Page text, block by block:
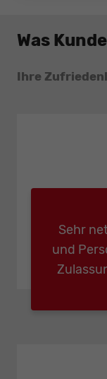
Was
Ihre
Sehr
und